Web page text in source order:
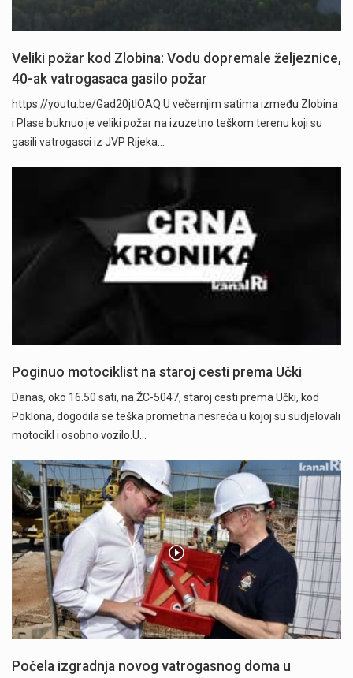
Veliki požar kod Zlobina: Vodu dopremale željeznice,
40-ak vatrogasaca gasilo požar
https://youtu.be/Gad20jtIOAQ U večernjim satima između Zlobina
i Plase buknuo je veliki požar na izuzetno teškom terenu koji su
gasili vatrogasci iz JVP Rijeka…
Poginuo motociklist na staroj cesti prema Učki
Danas, oko 16.50 sati, na ŽC-5047, staroj cesti prema Učki, kod
Poklona, dogodila se teška prometna nesreća u kojoj su sudjelovali
motocikl i osobno vozilo.U…
Počela izgradnja novog vatrogasnog doma u